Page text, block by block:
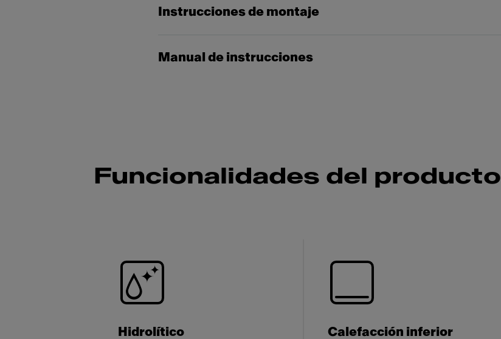
Instrucciones de montaje
Manual de instrucciones
Funcionalidades del producto
Hidrolítico Calefacción inferior